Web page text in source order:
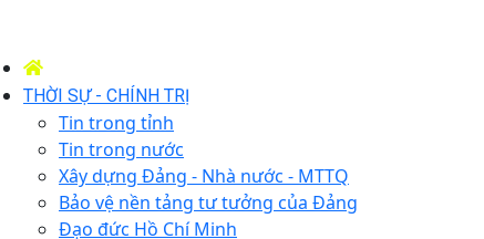
THỜI SỰ - CHÍNH TRỊ
Tin trong tỉnh
Tin trong nước
Xây dựng Đảng - Nhà nước - MTTQ
Bảo vệ nền tảng tư tưởng của Đảng
Đạo đức Hồ Chí Minh